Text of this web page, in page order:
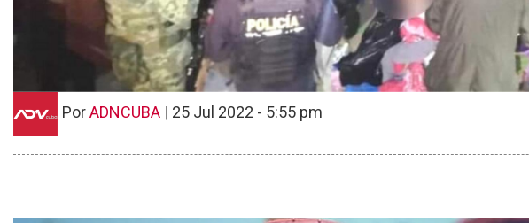
PorADNCUBA | 25 Jul 2022 - 5:55 pm